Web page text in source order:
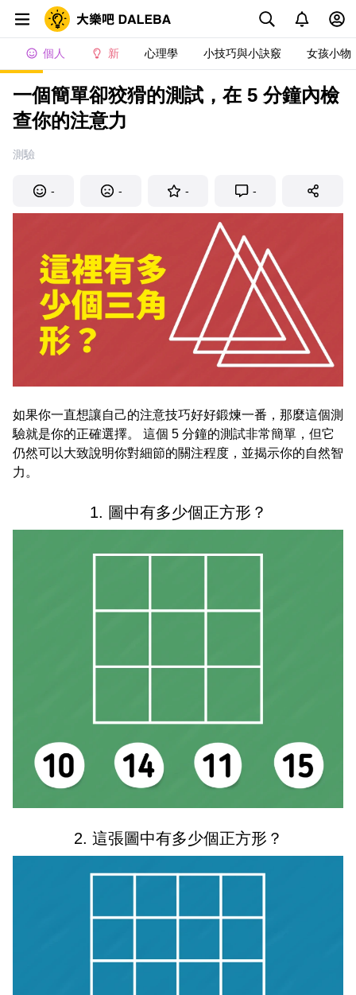
個人 新 心理學 小技巧與小訣竅 女孩小物
一個簡單卻狡猾的測試，在 5 分鐘內檢
查你的注意力
測驗
- - - -
如果你一直想讓自己的注意技巧好好鍛煉一番，那麼這個測
驗就是你的正確選擇。 這個 5 分鐘的測試非常簡單，但它
仍然可以大致說明你對細節的關注程度，並揭示你的自然智
力。
1. 圖中有多少個正方形？
2. 這張圖中有多少個正方形？